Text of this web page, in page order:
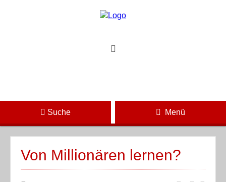
Suche Menü
Von Millionären lernen?